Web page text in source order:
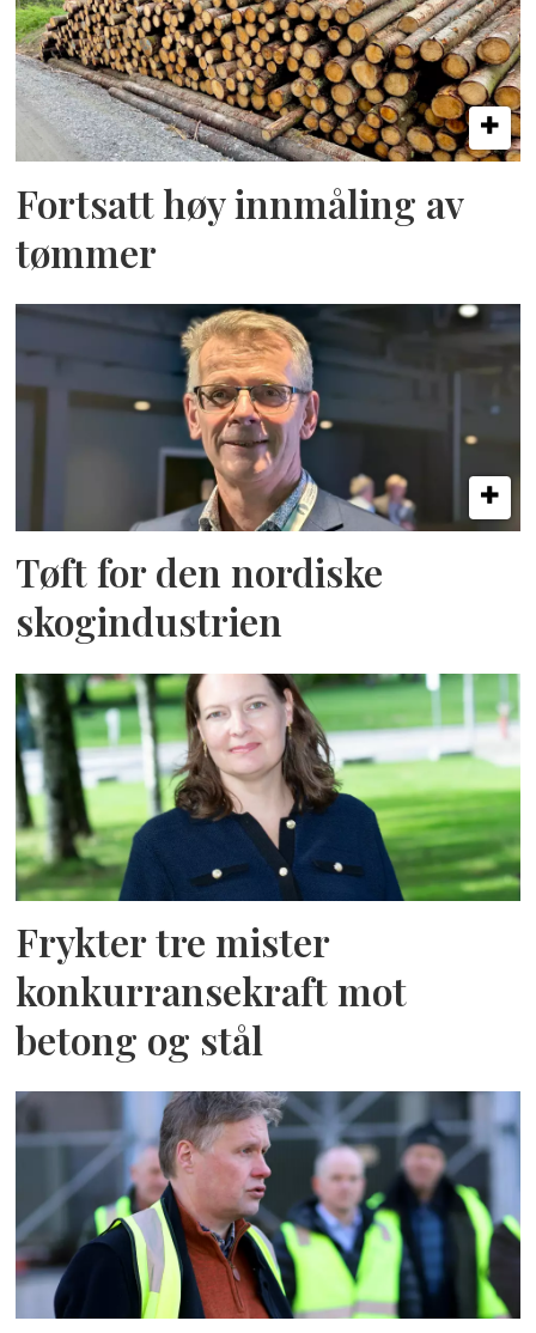
Fortsatt høy innmåling av
tømmer
Tøft for den nordiske
skogindustrien
Frykter tre mister
konkurransekraft mot
betong og stål